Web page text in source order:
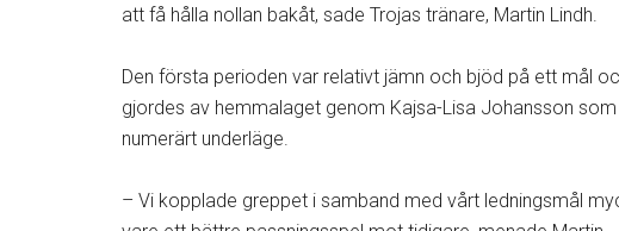
att få hålla nollan bakåt, sade Trojas tränare, Martin Lindh.
Den första perioden var relativt jämn och bjöd på ett mål
gjordes av hemmalaget genom Kajsa-Lisa Johansson
numerärt underläge.
– Vi kopplade greppet i samband med vårt ledningsmål